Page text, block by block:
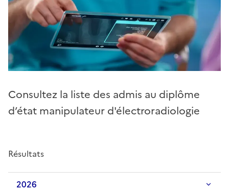
Consultez la liste des admis au diplôme
d’état manipulateur d'électroradiologie
Résultats
2026